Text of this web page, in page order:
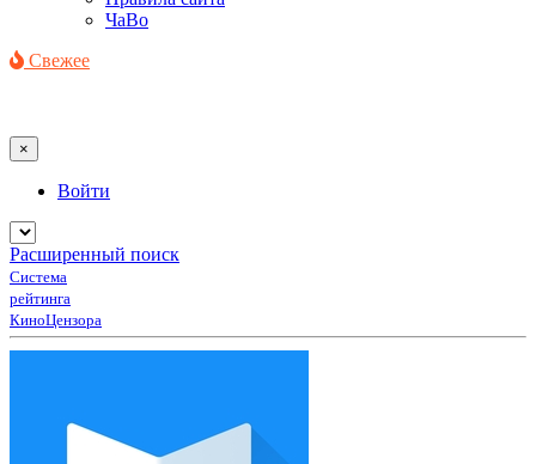
ЧаВо
Свежее
×
Войти
Расширенный поиск
Система
рейтинга
КиноЦензора